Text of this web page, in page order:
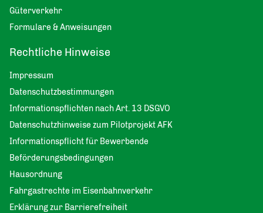
Güterverkehr
Formulare & Anweisungen
Rechtliche Hinweise
Impressum
Datenschutzbestimmungen
Informationspflichten nach Art. 13 DSGVO
Datenschutzhinweise zum Pilotprojekt AFK
Informationspflicht für Bewerbende
Beförderungsbedingungen
Hausordnung
Fahrgastrechte im Eisenbahnverkehr
Erklärung zur Barrierefreiheit